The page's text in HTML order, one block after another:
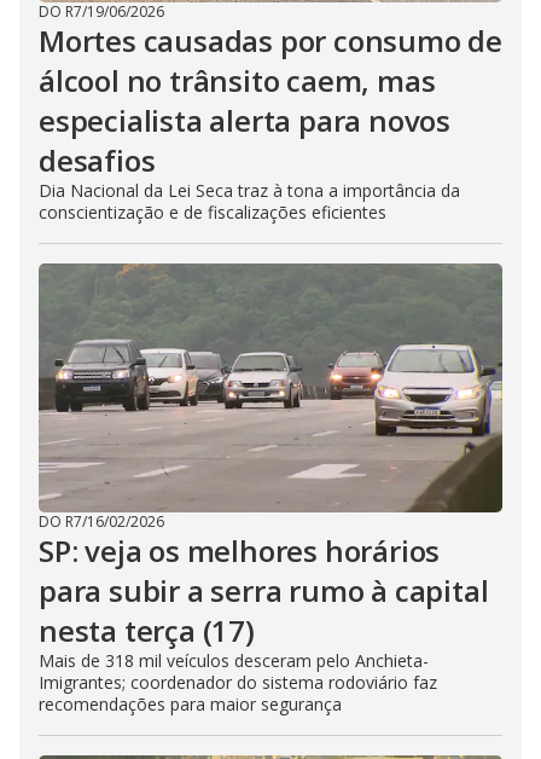
DO R7/19/06/2026
Mortes causadas por consumo de
álcool no trânsito caem, mas
especialista alerta para novos
desafios
Dia Nacional da Lei Seca traz à tona a importância da
conscientização e de fiscalizações eficientes
DO R7/16/02/2026
SP: veja os melhores horários
para subir a serra rumo à capital
nesta terça (17)
Mais de 318 mil veículos desceram pelo Anchieta-
Imigrantes; coordenador do sistema rodoviário faz
recomendações para maior segurança